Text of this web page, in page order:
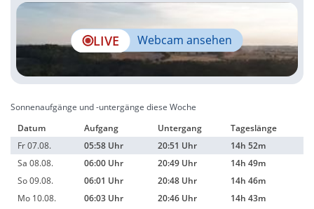
LIVE Webcam ansehen
Sonnenaufgänge und -untergänge diese Woche
Datum
Aufgang Untergang
Tageslänge
Fr 07.08.
05:58 Uhr 20:51 Uhr
14h 52m
Sa 08.08.
06:00 Uhr 20:49 Uhr
14h 49m
So 09.08.
06:01 Uhr 20:48 Uhr
14h 46m
Mo 10.08.
06:03 Uhr 20:46 Uhr
14h 43m